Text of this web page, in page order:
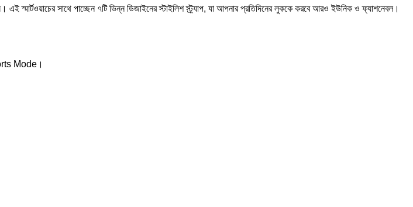
সাথে পাচ্ছেন ৭টি ভিন্ন ডিজাইনের স্টাইলিশ স্ট্র্যাপ, যা আপনার প্রতিদিনের লুককে করবে আরও ইউনিক ও ফ্যাশনেবল।
Mode।